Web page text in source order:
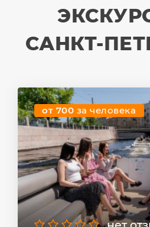
САНКТ-
от 700 за человека